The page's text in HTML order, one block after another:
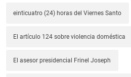
einticuatro (24) horas del Viernes Santo
El artículo 124 sobre violencia doméstica
El asesor presidencial Frinel Joseph